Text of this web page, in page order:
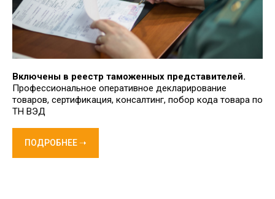
Включены в реестр таможенных представителей.
Профессиональное оперативное декларирование
товаров, сертификация, консалтинг, побор кода товара по
ТН ВЭД
ПОДРОБНЕЕ ➝